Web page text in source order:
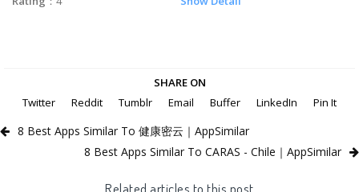
SHARE ON
Twitter
Reddit Tumblr Email Buffer LinkedIn Pin It
8 Best Apps Similar To 健康密云｜AppSimilar
8 Best Apps Similar To CARAS - Chile｜AppSimilar
Related articles to this post